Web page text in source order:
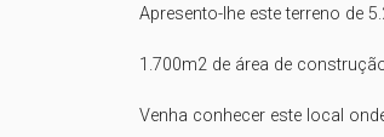
Apresento-lhe este terreno de
1.700m2 de área de
Venha conhecer este local